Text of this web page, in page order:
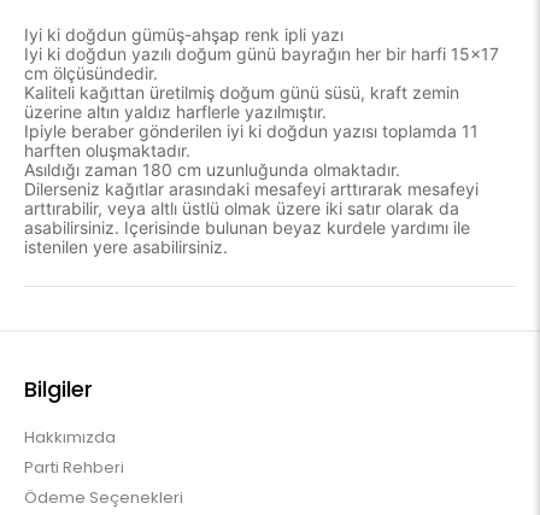
Iyi ki doğdun gümüş-ahşap renk ipli yazı
Iyi ki doğdun yazılı doğum günü bayrağın her bir harfi 15x17
cm ölçüsündedir.
Kaliteli kağıttan üretilmiş doğum günü süsü, kraft zemin
üzerine altın yaldız harflerle yazılmıştır.
Ipiyle beraber gönderilen iyi ki doğdun yazısı toplamda 11
harften oluşmaktadır.
Asıldığı zaman 180 cm uzunluğunda olmaktadır.
Dilerseniz kağıtlar arasındaki mesafeyi arttırarak mesafeyi
arttırabilir, veya altlı üstlü olmak üzere iki satır olarak da
asabilirsiniz. Içerisinde bulunan beyaz kurdele yardımı ile
istenilen yere asabilirsiniz.
Bilgiler
Hakkımızda
Parti Rehberi
Ödeme Seçenekleri